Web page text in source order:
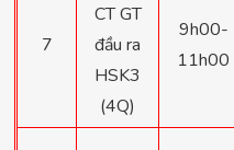
7
CT GT
đầu ra
HSK3
(4Q)
9h00-
11h00